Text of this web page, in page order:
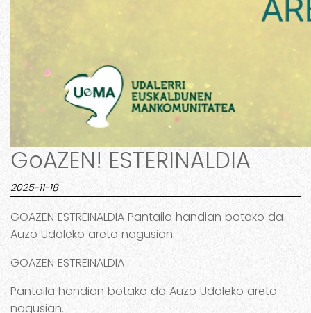
GoAZEN! ESTERINALDIA
2025-11-18
GOAZEN ESTREINALDIA Pantaila handian botako da
Auzo Udaleko areto nagusian.
GOAZEN ESTREINALDIA
Pantaila handian botako da Auzo Udaleko areto
nagusian.